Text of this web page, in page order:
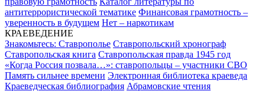
антитеррористической тематике Финансовая грамотность –
уверенность в будущем Нет – наркотикам
КРАЕВЕДЕНИЕ
Знакомьтесь: Ставрополье Ставропольский хронограф
Ставропольская книга Ставропольская правда 1945 год
«Когда Россия позвала…»: ставропольцы – участники СВО
Память сильнее времени Электронная библиотека краеведа
Краеведческая библиография Абрамовские чтения